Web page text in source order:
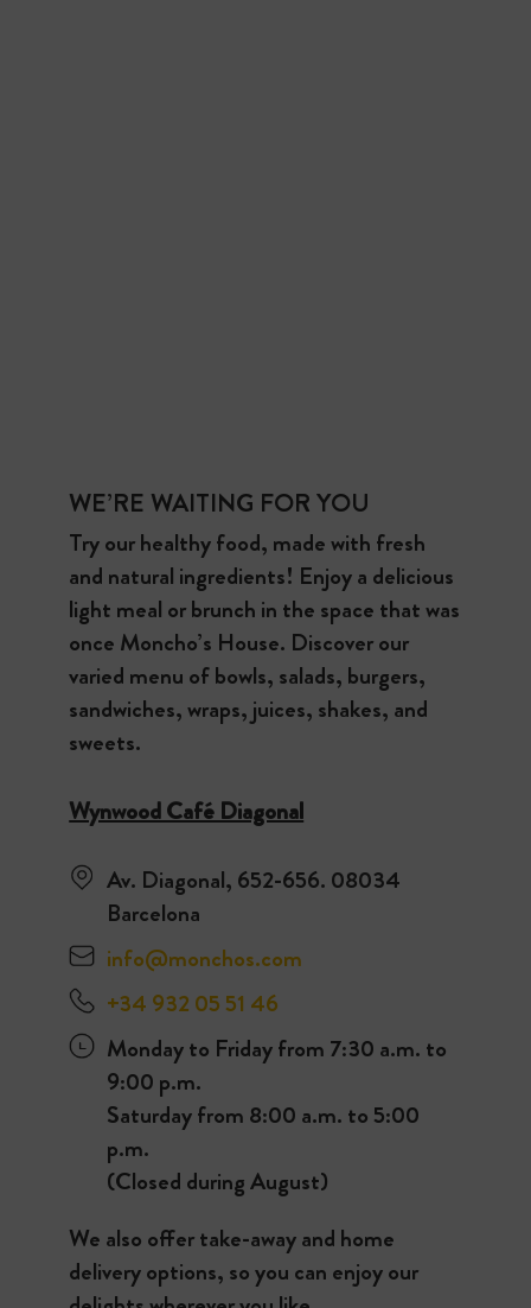
WE’RE WAITING FOR YOU
Try our healthy food, made with fresh
and natural ingredients! Enjoy a delicious
light meal or brunch in the space that was
once Moncho’s House. Discover our
varied menu of bowls, salads, burgers,
sandwiches, wraps, juices, shakes, and
sweets.
Wynwood Café Diagonal
Av. Diagonal, 652-656. 08034
Barcelona
info@monchos.com
+34 932 05 51 46
Monday to Friday from 7:30 a.m. to
9:00 p.m.
Saturday from 8:00 a.m. to 5:00
p.m.
(Closed during August)
We also offer take-away and home
delivery options, so you can enjoy our